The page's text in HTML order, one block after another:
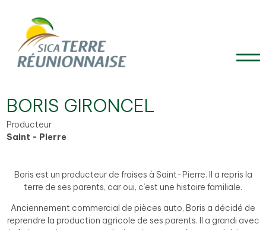
BORIS GIRONCEL
Producteur
Saint - Pierre
Boris est un producteur de fraises à Saint-Pierre. Il a repris la
terre de ses parents, car oui, c’est une histoire familiale.
Anciennement commercial de pièces auto, Boris a décidé de
reprendre la production agricole de ses parents. Il a grandi avec